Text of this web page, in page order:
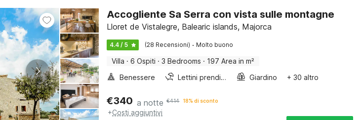
Accogliente Sa Serra con vista sulle montagne
Lloret de Vistalegre, Balearic islands, Majorca
4.4 / 5 (28 Recensioni) · Molto buono
Villa · 6 Ospiti · 3 Bedrooms · 197 Area in m²
Benessere
Lettini prendisole Giardino + 30 altro
€340 a notte €414 18% di sconto
+Costi aggiuntivi